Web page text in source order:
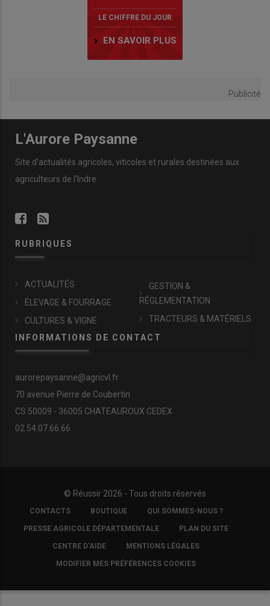
LE CHIFFRE DU JOUR
EN SAVOIR PLUS
Publicité
L'Aurore Paysanne
Site d'actualités agricoles, viticoles et rurales destinées aux
agriculteurs de l'Indre.
RUBRIQUES
ACTUALITÉS
ÉLEVAGE & FOURRAGE
CULTURES & VIGNE
GESTION &
RÉGLEMENTATION
TRACTEURS & MATÉRIELS
INFORMATIONS DE CONTACT
aurorepaysanne@agricvl.fr
70 avenue Pierre de Coubertin
CS 50009 - 36005 CHATEAUROUX CEDEX
02.54.07.66.66
© Réussir 2026 - Tous droits réservés
FOOTER
COPYRIGHT
CONTACTS BOUTIQUE QUI SOMMES-NOUS ?
PRESSE AGRICOLE DÉPARTEMENTALE PLAN DU SITE
CENTRE D'AIDE MENTIONS LÉGALES
MODIFIER MES PRÉFÉRENCES COOKIES